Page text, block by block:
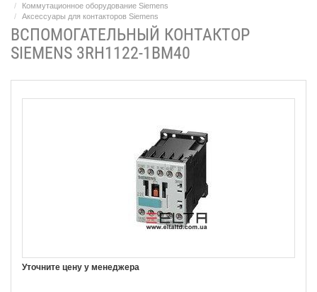
Коммутационное оборудование Siemens
Аксессуары для контакторов Siemens
ВСПОМОГАТЕЛЬНЫЙ КОНТАКТОР
SIEMENS 3RH1122-1BM40
Уточните цену у менеджера